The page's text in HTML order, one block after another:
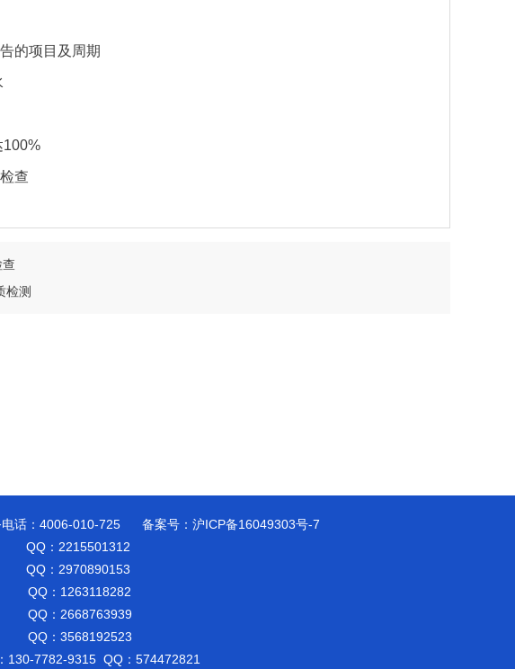
的项目及周期
100%
查
检测
话：4006-010-725 备案号： 沪ICP备16049303号-7
QQ：2215501312
QQ：2970890153
：1263118282
：2668763939
：3568192523
130-7782-9315 QQ：574472821